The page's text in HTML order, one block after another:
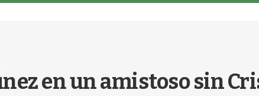
en un amistoso sin